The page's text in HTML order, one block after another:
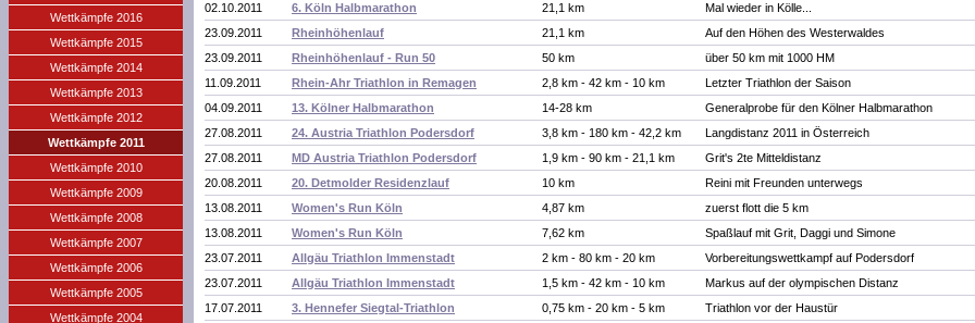
Wettkämpfe 2016
Wettkämpfe 2015
Wettkämpfe 2014
Wettkämpfe 2013
Wettkämpfe 2012
Wettkämpfe 2011
Wettkämpfe 2010
Wettkämpfe 2009
Wettkämpfe 2008
Wettkämpfe 2007
Wettkämpfe 2006
Wettkämpfe 2005
Wettkämpfe 2004
02.10.2011
6. Köln Halbmarathon 21,1 km
Mal wieder in Kölle...
23.09.2011
Rheinhöhenlauf 21,1 km
Auf den Höhen des Westerwaldes
23.09.2011
Rheinhöhenlauf - Run 50 50 km
über 50 km mit 1000 HM
11.09.2011
Rhein-Ahr Triathlon in Remagen 2,8 km - 42 km - 10 km
Letzter Triathlon der Saison
04.09.2011
13. Kölner Halbmarathon 14-28 km
Generalprobe für den Kölner Halbmarathon
27.08.2011
24. Austria Triathlon Podersdorf 3,8 km - 180 km - 42,2 km
Langdistanz 2011 in Österreich
27.08.2011
MD Austria Triathlon Podersdorf 1,9 km - 90 km - 21,1 km
Grit's 2te Mitteldistanz
20.08.2011
20. Detmolder Residenzlauf 10 km
Reini mit Freunden unterwegs
13.08.2011
Women's Run Köln 4,87 km
zuerst flott die 5 km
13.08.2011
Women's Run Köln 7,62 km
Spaßlauf mit Grit, Daggi und Simone
23.07.2011
Allgäu Triathlon Immenstadt 2 km - 80 km - 20 km
Vorbereitungswettkampf auf Podersdorf
23.07.2011
Allgäu Triathlon Immenstadt 1,5 km - 42 km - 10 km
Markus auf der olympischen Distanz
17.07.2011
3. Hennefer Siegtal-Triathlon 0,75 km - 20 km - 5 km
Triathlon vor der Haustür